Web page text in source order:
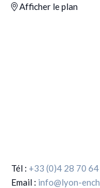
Afficher le plan
Tél : +33 (0)4 28 70
Email : info@lyon-